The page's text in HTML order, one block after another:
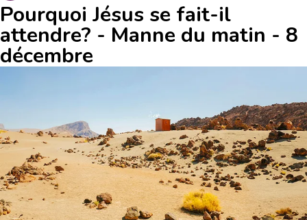
Pourquoi Jésus se fait-il
attendre? - Manne du matin - 8
décembre